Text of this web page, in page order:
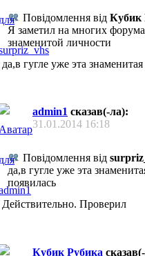
Повідомлення від Кубик
Я заметил на многих
знаменитой личности
да,в гугле уже эта
admin1 сказав(-ла):
31.01.2014 16:18
Повідомлення від
да,в гугле уже эта
появилась
Действительно. Проверил
Кубик Рубика